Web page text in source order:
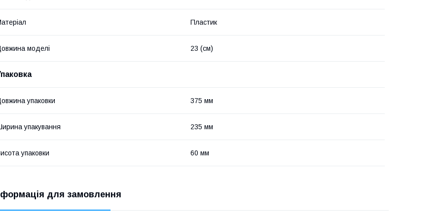
Пластик
моделі 23 (см)
упаковки 375 мм
упакування 235 мм
упаковки 60 мм
для замовлення